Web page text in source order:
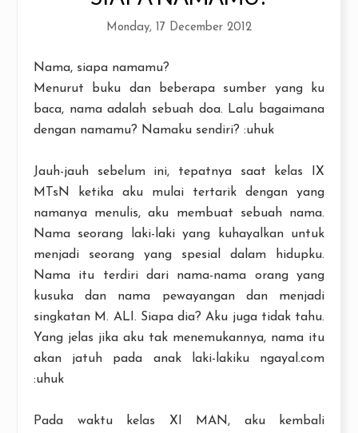
Monday, 17 December 2012
Nama, siapa namamu?
Menurut buku dan beberapa sumber yang ku
baca, nama adalah sebuah doa. Lalu bagaimana
dengan namamu? Namaku sendiri? :uhuk
Jauh-jauh sebelum ini, tepatnya saat kelas IX
MTsN ketika aku mulai tertarik dengan yang
namanya menulis, aku membuat sebuah nama.
Nama seorang laki-laki yang kuhayalkan untuk
menjadi seorang yang spesial dalam hidupku.
Nama itu terdiri dari nama-nama orang yang
kusuka dan nama pewayangan dan menjadi
singkatan M. ALI. Siapa dia? Aku juga tidak tahu.
Yang jelas jika aku tak menemukannya, nama itu
akan jatuh pada anak laki-lakiku ngayal.com
:uhuk
Pada waktu kelas XI MAN, aku kembali